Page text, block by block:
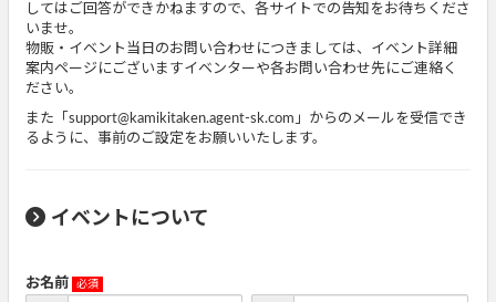
してはご回答ができかねますので、各サイトでの告知をお待ちくださ
いませ。
物販・イベント当日のお問い合わせにつきましては、イベント詳細
案内ページにございますイベンターや各お問い合わせ先にご連絡く
ださい。
また「support@kamikitaken.agent-sk.com」からのメールを受信でき
るように、事前のご設定をお願いいたします。
イベントについて
お名前